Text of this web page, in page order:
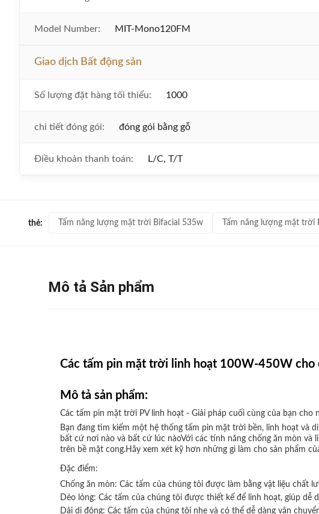
Model Number: MIT-Mono120FM
Giao dịch Bất động sản
Số lượng đặt hàng tối thiểu: 1000
chi tiết đóng gói: đóng gói bằng gỗ
Điều khoản thanh toán: L/C, T/T
thẻ: Tấm năng lượng mặt trời Bifacial 535w Tấm năng lượng mặt trời
Mô tả Sản phẩm
Các tấm pin mặt trời linh hoạt 100W-450W cho
Mô tả sản phẩm:
Các tấm pin mặt trời PV linh hoạt - Giải pháp cuối cùng của bạn cho
Bạn đang tìm kiếm một hệ thống tấm pin mặt trời bền, linh hoạt và
bất cứ nơi nào và bất cứ lúc nàoVới các tính năng chống ăn mòn
trên bề mặt cong.Hãy xem xét kỹ hơn những gì làm cho sản phẩm
Đặc điểm:
Chống ăn mòn: Các tấm của chúng tôi được làm bằng vật liệu chất
Dẻo lỏng: Các tấm của chúng tôi được thiết kế để linh hoạt, giúp dễ
Dải di động: Các tấm của chúng tôi nhẹ và có thể dễ dàng vận